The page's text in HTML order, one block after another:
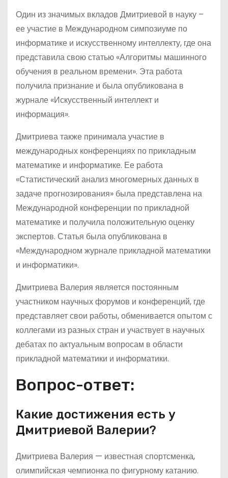
Один из значимых вкладов Дмитриевой в науку –
ее участие в Международном симпозиуме по
информатике и искусственному интеллекту, где она
представила свою статью «Алгоритмы машинного
обучения в реальном времени». Эта работа
получила признание и была опубликована в
журнале «Искусственный интеллект и
информация».
Дмитриева также принимала участие в
международных конференциях по прикладным
математике и информатике. Ее работа
«Статистический анализ многомерных данных в
задаче прогнозирования» была представлена на
Международной конференции по прикладной
математике и получила положительную оценку
экспертов. Статья была опубликована в
«Международном журнале прикладной математики
и информатики».
Дмитриева Валерия является постоянным
участником научных форумов и конференций, где
представляет свои работы, обменивается опытом с
коллегами из разных стран и участвует в научных
дебатах по актуальным вопросам в области
прикладной математики и информатики.
Вопрос-ответ:
Какие достижения есть у
Дмитриевой Валерии?
Дмитриева Валерия — известная спортсменка,
олимпийская чемпионка по фигурному катанию.